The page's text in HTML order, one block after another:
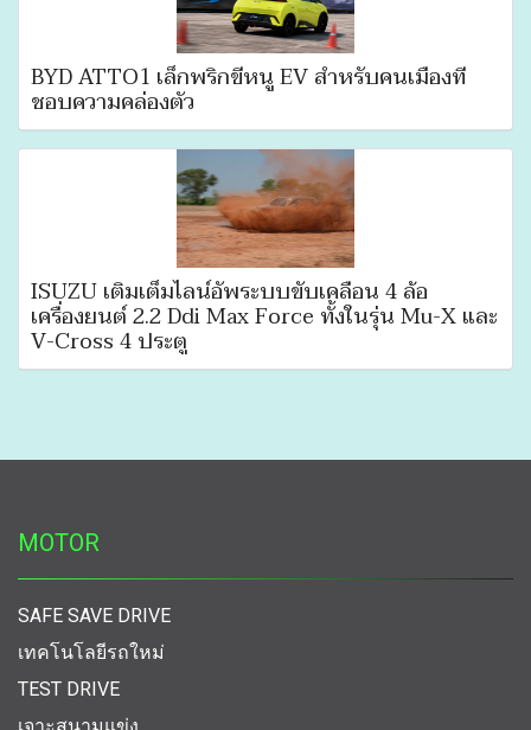
BYD ATTO1 เล็กพริกขี้หนู EV สำหรับคนเมืองที่
ชอบความคล่องตัว
ISUZU เติมเต็มไลน์อัพระบบขับเคลื่อน 4 ล้อ
เครื่องยนต์ 2.2 Ddi Max Force ทั้งในรุ่น Mu-X และ
V-Cross 4 ประตู
MOTOR
SAFE SAVE DRIVE
เทคโนโลยีรถใหม่
TEST DRIVE